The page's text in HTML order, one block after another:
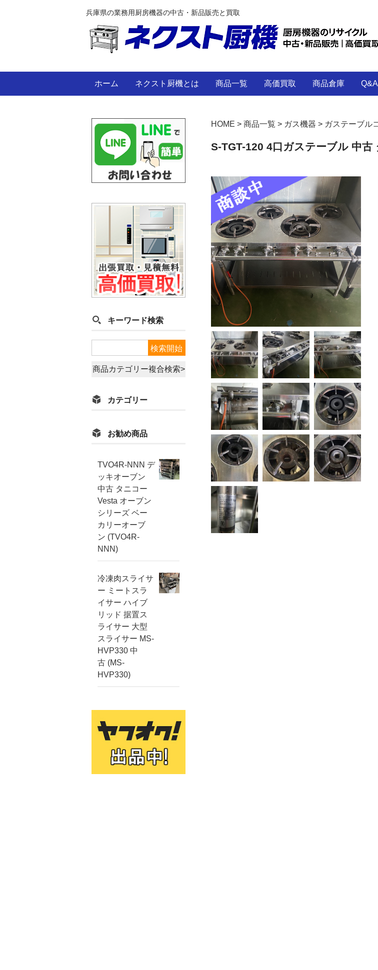
兵庫県の業務用厨房機器の中古・新品販売と買取
ホーム ネクスト厨機とは 商品一覧 高価買取 商品倉庫 Q&A
HOME > 商品一覧 > ガス機器 > ガステーブル
S-TGT-120 4口ガステーブル 中
キーワード検索
商品カテゴリー複合検索>
カテゴリー
お勧め商品
TVO4R-NNN デ
ッキオーブン
中古 タニコー
Vesta オーブン
シリーズ ベー
カリーオーブ
ン (TVO4R-
NNN)
冷凍肉スライサ
ー ミートスラ
イサー ハイブ
リッド 据置ス
ライサー 大型
スライサー MS-
HVP330 中
古 (MS-
HVP330)